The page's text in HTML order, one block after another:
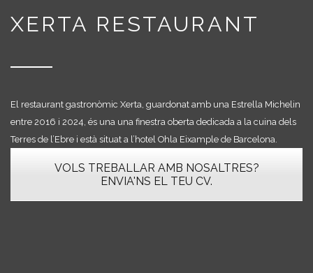
XERTA RESTAURANT
El restaurant gastronòmic Xerta, guardonat amb una Estrella Michelin
entre 2016 i 2024, és una una finestra oberta dedicada a la cuina dels
Terres de l’Ebre i està situat a l’hotel Ohla Eixample de Barcelona.
VOLS TREBALLAR AMB NOSALTRES?
ENVIA'NS EL TEU CV.